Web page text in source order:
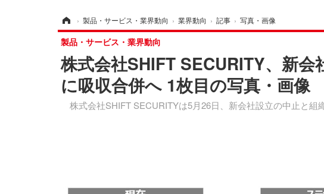
› 製品・サービス・業界動向 › 業界動向 › 記事 › 写真・画像
株式会社SHIFT SECURITY、新
に吸収合併へ 1枚目の写真・画像
株式会社SHIFT SECURITYは5月26日、新会社設立の中止と組
製品・サービス・業界動向